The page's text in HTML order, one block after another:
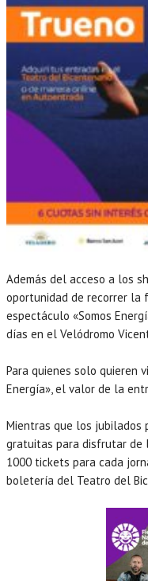
Además del acceso a los
oportunidad de recorrer la
espectáculo «Somos
días en el Velódromo
Para quienes solo quieren
Energía», el valor de la
Mientras que los jubilados
gratuitas para disfrutar de
1000 tickets para cada
boletería del Teatro del